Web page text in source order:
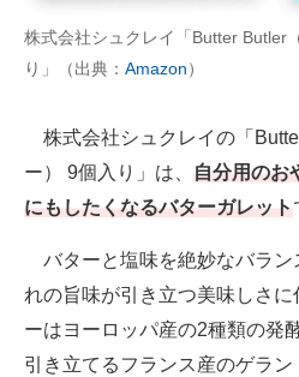
株式会社シュクレイ「Butter Butler
り」（出典： Amazon）
株式会社シュクレイの「
ー） 9個入り」は、 自分用のお
にもしたくなるバターガレット
バターと塩味を絶妙なバラン
れの旨味が引き立つ美味しさ
ーはヨーロッパ産の2種類の発
引き立てるフランス産のゲラ